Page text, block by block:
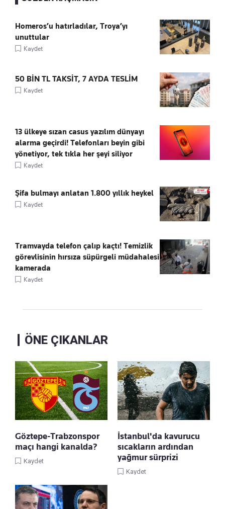
Homeros’u hatırladılar, Troya’yı
unuttular
Kaydet
50 BİN TL TAKSİT, 7 AYDA TESLİM
Kaydet
13 ülkeye sızan casus yazılım dünyayı
alarma geçirdi! Telefonları beyin gibi
yönetiyor, tek tıkla her şeyi siliyor
Kaydet
Şifa bulmayı anlatan 1.800 yıllık heykel
Kaydet
Tramvayda telefon çalıp kaçtı! Temizlik
görevlisinin hırsıza süpürgeli müdahalesi
kamerada
Kaydet
ÖNE ÇIKANLAR
Göztepe-Trabzonspor
maçı hangi kanalda?
Kaydet
İstanbul'da kavurucu
sıcakların ardından
yağmur sürprizi
Kaydet